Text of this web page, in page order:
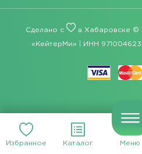
Избранное Каталог Меню
Сделано с в Хабаровске
«КейтерМи» | ИНН